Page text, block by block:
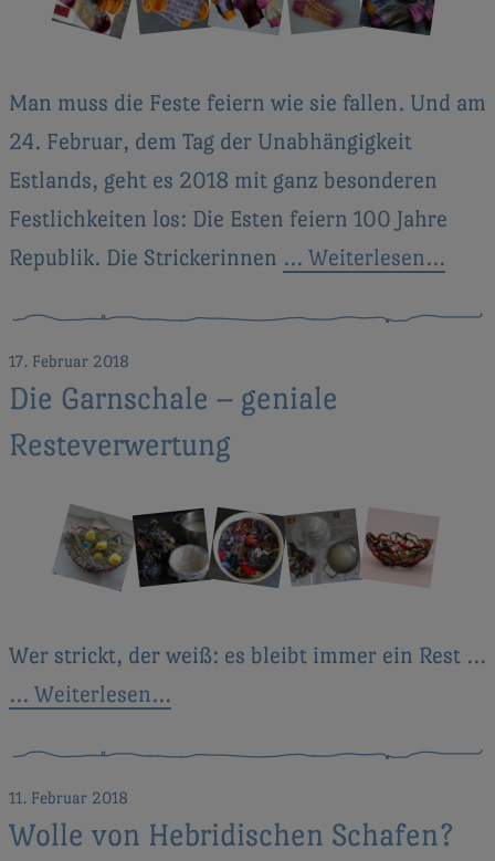
Man muss die Feste feiern wie sie fallen. Und am
24. Februar, dem Tag der Unabhängigkeit
Estlands, geht es 2018 mit ganz besonderen
Festlichkeiten los: Die Esten feiern 100 Jahre
Republik. Die Strickerinnen … Weiterlesen…
17. Februar 2018
Die Garnschale – geniale
Resteverwertung
Wer strickt, der weiß: es bleibt immer ein Rest …
… Weiterlesen…
11. Februar 2018
Wolle von Hebridischen Schafen?